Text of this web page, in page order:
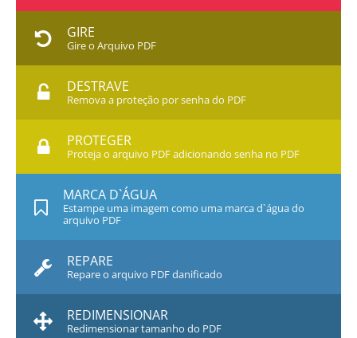
GIRE
Gire o Arquivo PDF
DESTRAVE
Remova a proteção por senha do PDF
PROTEGER
Proteja o arquivo PDF adicionando senha no PDF
MARCA D`ÁGUA
Estampe uma imagem como uma marca d`água do
arquivo PDF
REPARE
Repare o arquivo PDF danificado
REDIMENSIONAR
Redimensionar tamanho do PDF